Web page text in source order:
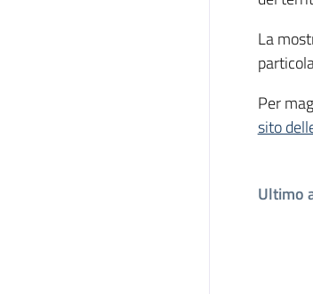
La
Per
sito
Ultimo